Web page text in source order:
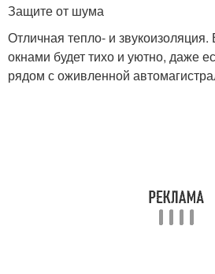
Защите от шума
Отличная тепло- и звукоизоляция.
окнами будет тихо и уютно, даже
рядом с оживленной